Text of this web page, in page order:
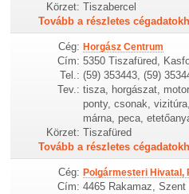
Körzet: Tiszabercel
Tovább a részletes
Cég: Horgász Centrum
Cím: 5350 Tiszafüred,
Tel.: (59) 353443, (59)
Tev.: tisza, horgászat,
ponty, csonak,
márna, peca,
Körzet: Tiszafüred
Tovább a részletes
Cég: Polgármesteri Hivatal,
Cím: 4465 Rakamaz, Szent